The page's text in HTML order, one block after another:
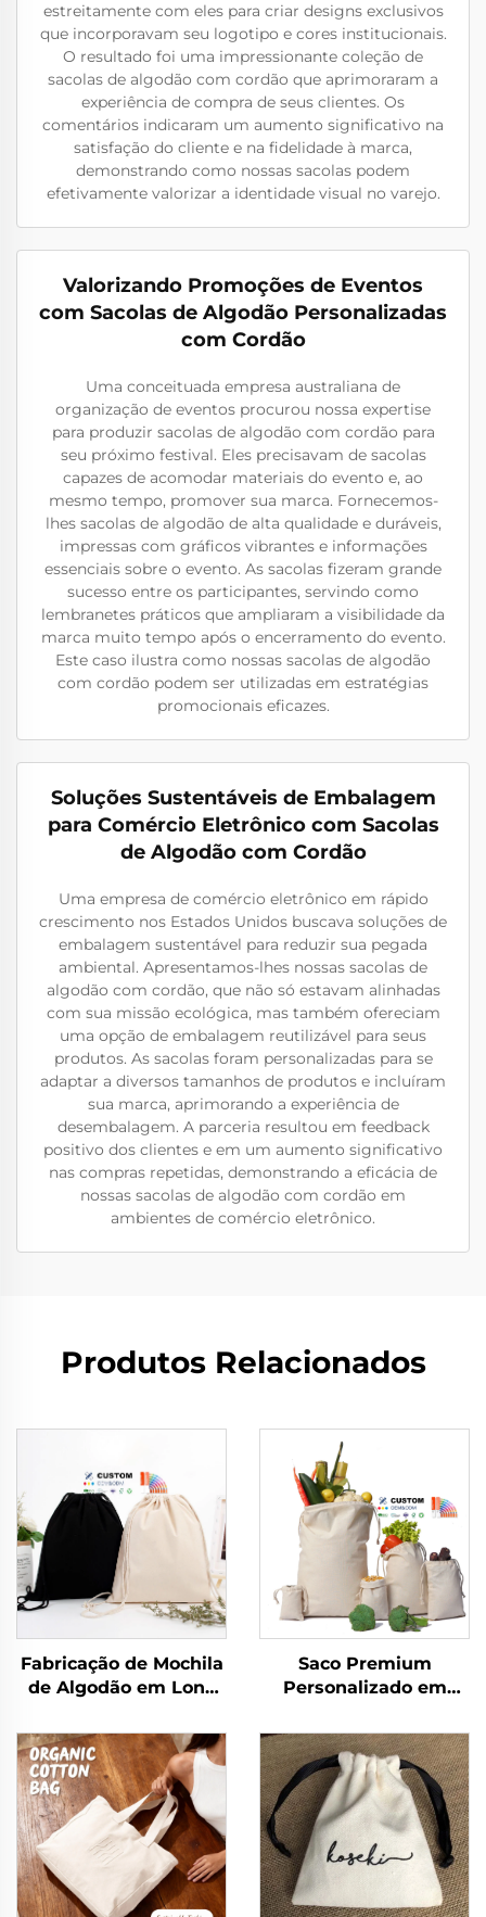
estreitamente com eles para criar designs exclusivos
que incorporavam seu logotipo e cores institucionais.
O resultado foi uma impressionante coleção de
sacolas de algodão com cordão que aprimoraram a
experiência de compra de seus clientes. Os
comentários indicaram um aumento significativo na
satisfação do cliente e na fidelidade à marca,
demonstrando como nossas sacolas podem
efetivamente valorizar a identidade visual no varejo.
Valorizando Promoções de Eventos
com Sacolas de Algodão Personalizadas
com Cordão
Uma conceituada empresa australiana de
organização de eventos procurou nossa expertise
para produzir sacolas de algodão com cordão para
seu próximo festival. Eles precisavam de sacolas
capazes de acomodar materiais do evento e, ao
mesmo tempo, promover sua marca. Fornecemos-
lhes sacolas de algodão de alta qualidade e duráveis,
impressas com gráficos vibrantes e informações
essenciais sobre o evento. As sacolas fizeram grande
sucesso entre os participantes, servindo como
lembranetes práticos que ampliaram a visibilidade da
marca muito tempo após o encerramento do evento.
Este caso ilustra como nossas sacolas de algodão
com cordão podem ser utilizadas em estratégias
promocionais eficazes.
Soluções Sustentáveis de Embalagem
para Comércio Eletrônico com Sacolas
de Algodão com Cordão
Uma empresa de comércio eletrônico em rápido
crescimento nos Estados Unidos buscava soluções de
embalagem sustentável para reduzir sua pegada
ambiental. Apresentamos-lhes nossas sacolas de
algodão com cordão, que não só estavam alinhadas
com sua missão ecológica, mas também ofereciam
uma opção de embalagem reutilizável para seus
produtos. As sacolas foram personalizadas para se
adaptar a diversos tamanhos de produtos e incluíram
sua marca, aprimorando a experiência de
desembalagem. A parceria resultou em feedback
positivo dos clientes e em um aumento significativo
nas compras repetidas, demonstrando a eficácia de
nossas sacolas de algodão com cordão em
ambientes de comércio eletrônico.
Produtos Relacionados
Fabricação de Mochila
de Algodão em Lona
Impermeável, para
Viagem ao Ar Livre,
Casual, Esportiva com
Cordão
Saco Premium
Personalizado em
Musselina com Cordão
de Ajuste, Embalagem
em Algodão Canvas
com Logotipo
Personalizado